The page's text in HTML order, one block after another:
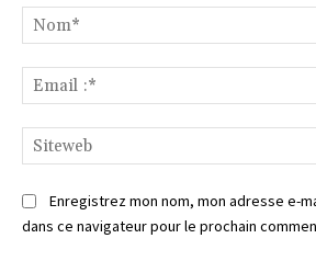
Enregistrez mon nom, mon adresse e-
dans ce navigateur pour le prochain